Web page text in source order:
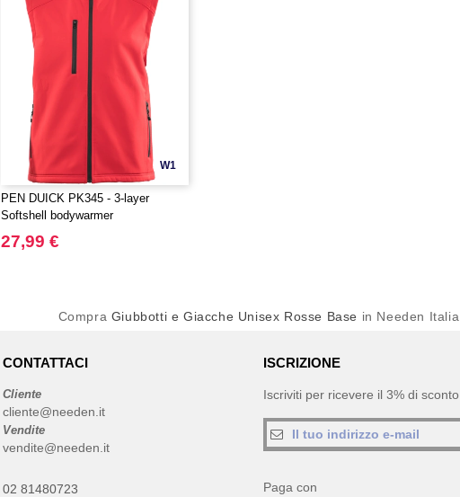
W1
PEN DUICK PK345 - 3-layer
Softshell bodywarmer
27,99 €
Compra Giubbotti e Giacche Unisex Rosse Base in Needen Italia
CONTATTACI
Cliente
cliente@needen.it
Vendite
vendite@needen.it
02 81480723
ISCRIZIONE
Iscriviti per ricevere il 3% di
Paga con